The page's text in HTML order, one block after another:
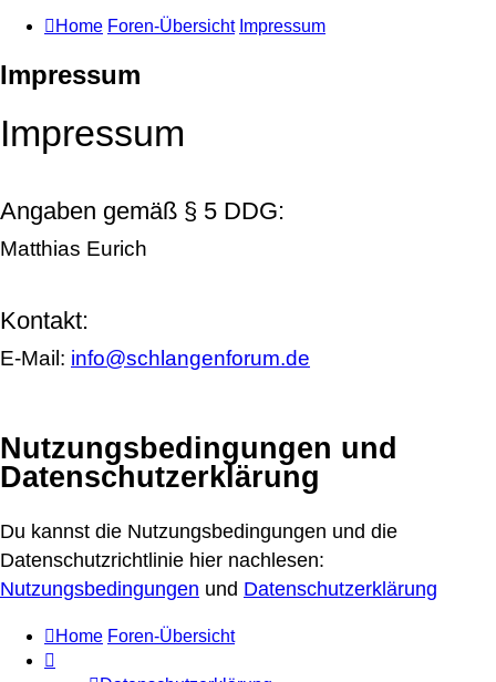
Home Foren-Übersicht Impressum
Impressum
Impressum
Angaben gemäß § 5 DDG:
Matthias Eurich
Kontakt:
E-Mail: info@schlangenforum.de
Nutzungsbedingungen und
Datenschutzerklärung
Du kannst die Nutzungsbedingungen und die
Datenschutzrichtlinie hier nachlesen:
Nutzungsbedingungen und Datenschutzerklärung
Home Foren-Übersicht